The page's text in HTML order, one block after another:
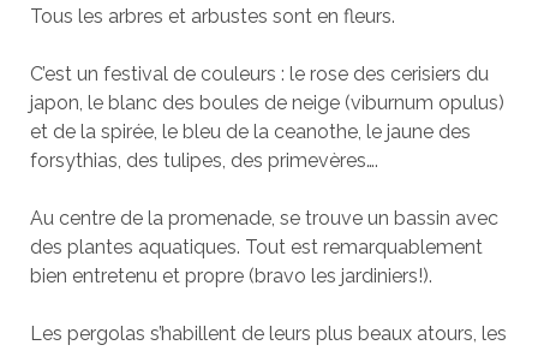
Tous les arbres et arbustes sont en fleurs.
C’est un festival de couleurs : le rose des cerisiers du
japon, le blanc des boules de neige (viburnum opulus)
et de la spirée, le bleu de la ceanothe, le jaune des
forsythias, des tulipes, des primevères….
Au centre de la promenade, se trouve un bassin avec
des plantes aquatiques. Tout est remarquablement
bien entretenu et propre (bravo les jardiniers!).
Les pergolas s’habillent de leurs plus beaux atours, les